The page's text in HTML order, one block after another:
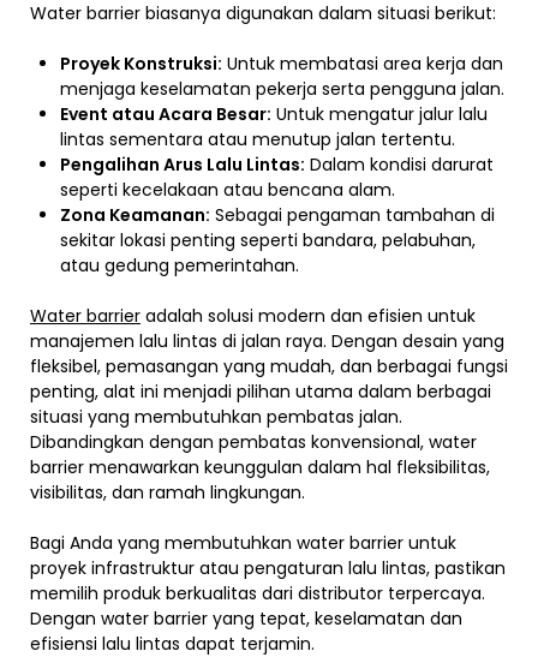
Water barrier biasanya digunakan dalam situasi berikut:
Proyek Konstruksi: Untuk membatasi area kerja dan
menjaga keselamatan pekerja serta pengguna jalan.
Event atau Acara Besar: Untuk mengatur jalur lalu
lintas sementara atau menutup jalan tertentu.
Pengalihan Arus Lalu Lintas: Dalam kondisi darurat
seperti kecelakaan atau bencana alam.
Zona Keamanan: Sebagai pengaman tambahan di
sekitar lokasi penting seperti bandara, pelabuhan,
atau gedung pemerintahan.
Water barrier adalah solusi modern dan efisien untuk
manajemen lalu lintas di jalan raya. Dengan desain yang
fleksibel, pemasangan yang mudah, dan berbagai fungsi
penting, alat ini menjadi pilihan utama dalam berbagai
situasi yang membutuhkan pembatas jalan.
Dibandingkan dengan pembatas konvensional, water
barrier menawarkan keunggulan dalam hal fleksibilitas,
visibilitas, dan ramah lingkungan.
Bagi Anda yang membutuhkan water barrier untuk
proyek infrastruktur atau pengaturan lalu lintas, pastikan
memilih produk berkualitas dari distributor terpercaya.
Dengan water barrier yang tepat, keselamatan dan
efisiensi lalu lintas dapat terjamin.